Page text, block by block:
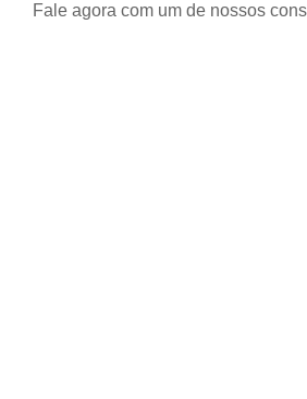
Fale agora com um de nossos